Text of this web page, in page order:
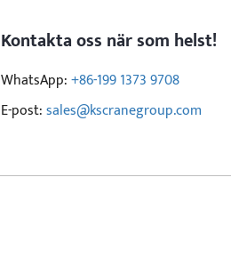
Kontakta oss när som helst!
WhatsApp:+86-199 1373 9708
E-post:sales@kscranegroup.com